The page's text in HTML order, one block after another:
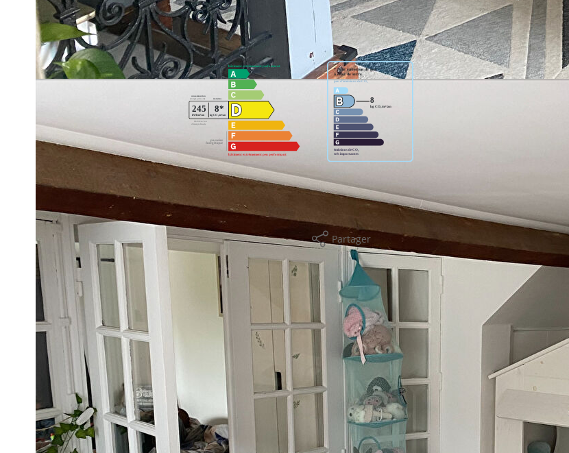
Diagnostics énergétiques
Montant estimé des dépenses annuelles d'énergie pour un usage standard entre 1070€ et 1500€. Pour la date de
référence 01/01/2021.
Imprimer Partager
Nos honoraires
Ce bien est soumis à un diagnostic ERP (État des Risques et Pollutions). Pour en savoir plus, rendez-vous sur
https://www.georisques.gouv.fr/